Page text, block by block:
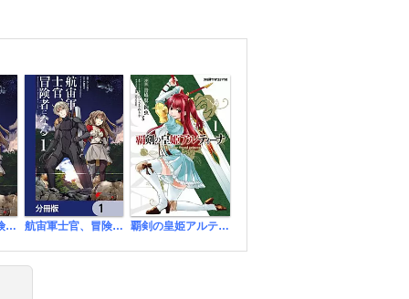
航宙軍士官、冒険者になる 航宙軍士官、冒険者になる【分冊版】 覇剣の皇姫アルティーナ